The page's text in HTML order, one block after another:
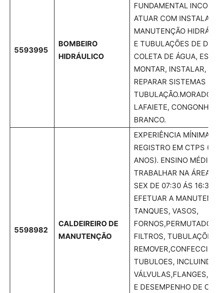
5593995
BOMBEIRO
HIDRÁULICO
FUNDAMENTAL
ATUAR COM
MANUTENÇÃO
E TUBULAÇÕES DE
COLETA DE ÁGUA,
MONTAR, INSTALAR,
REPARAR SISTEMAS DE
LAFAIETE,
BRANCO.
5598982
CALDEIREIRO DE
MANUTENÇÃO
EXPERIÊNCIA MÍNIMA
REGISTRO EM CTPS
ANOS). ENSINO MÉDIO
TRABALHAR NA ÁREA
SEX DE 07:30 ÁS
EFETUAR A
TANQUES, VASOS,
FILTROS,
TUBULOES, INCLUINDO
E DESEMPENHO DE